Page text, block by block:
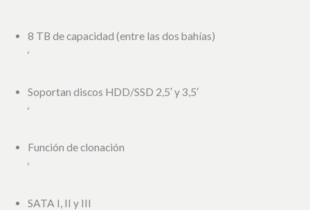
8 TB de capacidad (entre las dos bahías)
‘
Soportan discos HDD/SSD 2,5′ y 3,5′
‘
Función de clonación
‘
SATA I, II y III